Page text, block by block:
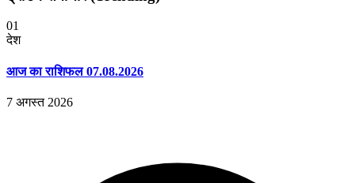
01
देश
आज का राशिफल 07.08.2026
7 अगस्त 2026